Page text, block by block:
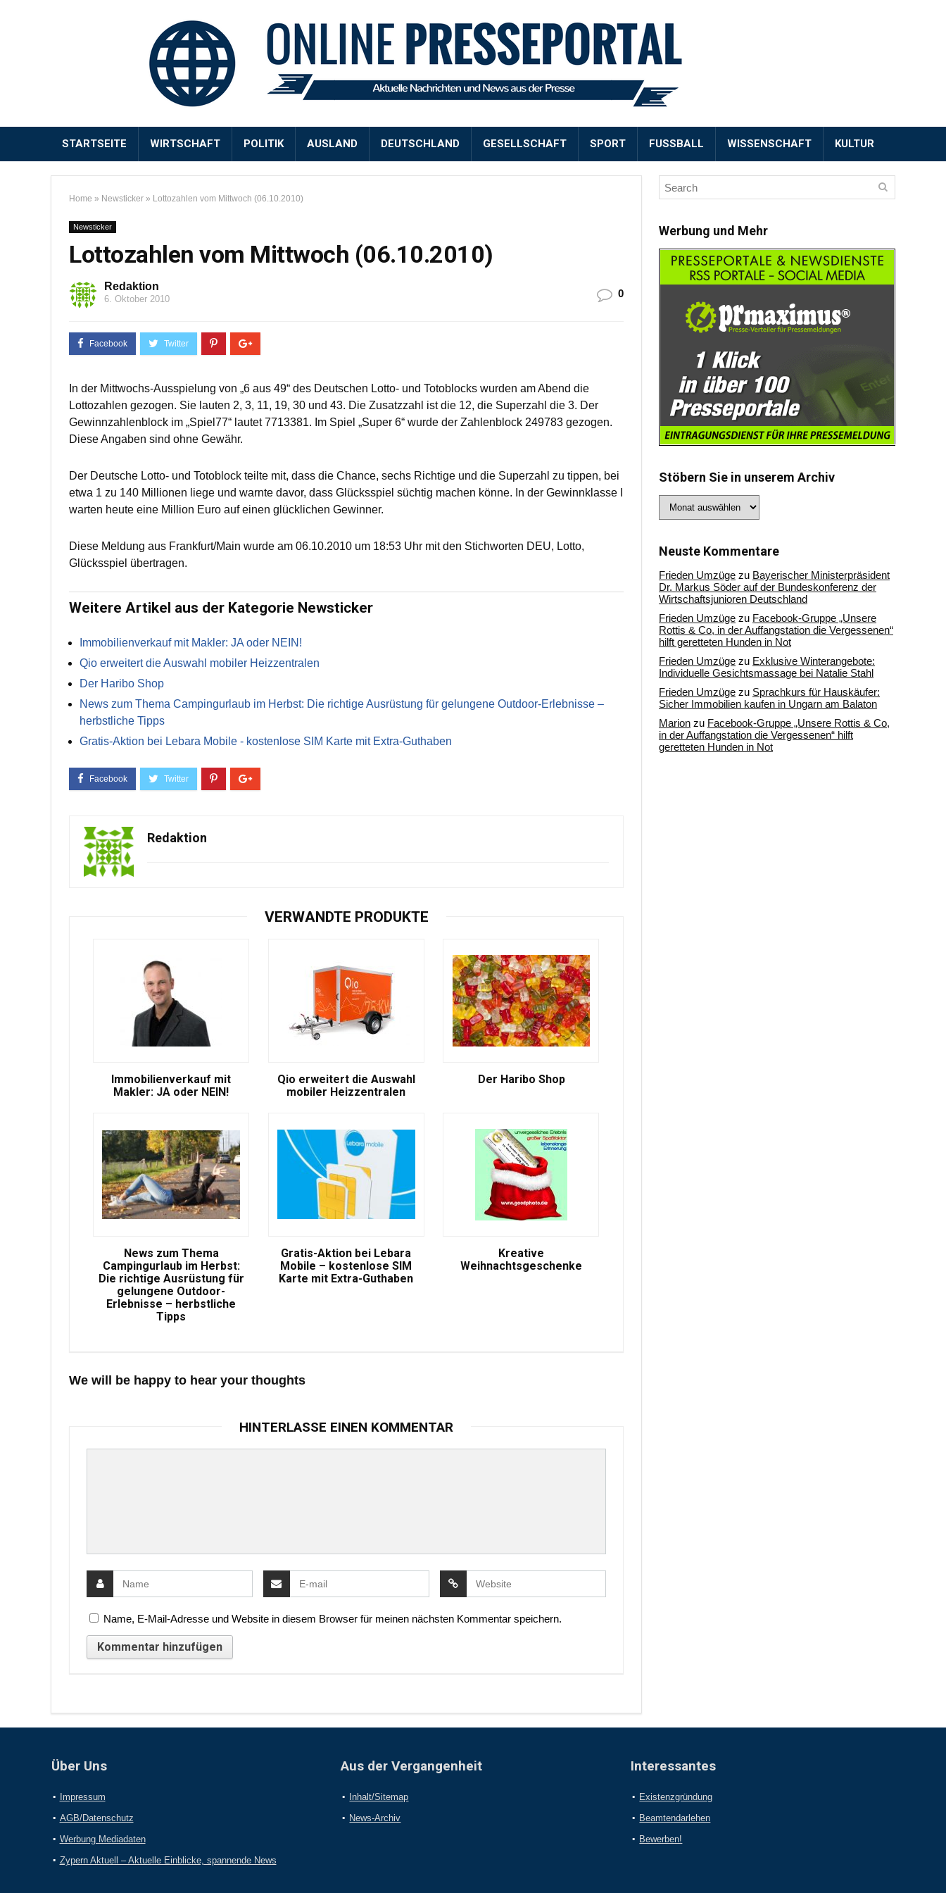
STARTSEITE WIRTSCHAFT POLITIK AUSLAND DEUTSCHLAND GESELLSCHAFT SPORT FUSSBALL WISSENSCHAFT KULTUR
Home » Newsticker » Lottozahlen vom Mittwoch (06.10.2010)
Newsticker
Lottozahlen vom Mittwoch (06.10.2010)
Redaktion
6. Oktober 2010 0
In der Mittwochs-Ausspielung von „6 aus 49“ des Deutschen Lotto- und Totoblocks wurden am Abend die
Lottozahlen gezogen. Sie lauten 2, 3, 11, 19, 30 und 43. Die Zusatzzahl ist die 12, die Superzahl die 3. Der
Gewinnzahlenblock im „Spiel77“ lautet 7713381. Im Spiel „Super 6“ wurde der Zahlenblock 249783 gezogen.
Diese Angaben sind ohne Gewähr.
Der Deutsche Lotto- und Totoblock teilte mit, dass die Chance, sechs Richtige und die Superzahl zu tippen, bei
etwa 1 zu 140 Millionen liege und warnte davor, dass Glücksspiel süchtig machen könne. In der Gewinnklasse I
warten heute eine Million Euro auf einen glücklichen Gewinner.
Diese Meldung aus Frankfurt/Main wurde am 06.10.2010 um 18:53 Uhr mit den Stichworten DEU, Lotto,
Glücksspiel übertragen.
Weitere Artikel aus der Kategorie Newsticker
Immobilienverkauf mit Makler: JA oder NEIN!
Qio erweitert die Auswahl mobiler Heizzentralen
Der Haribo Shop
News zum Thema Campingurlaub im Herbst: Die richtige Ausrüstung für gelungene Outdoor-Erlebnisse –
herbstliche Tipps
Gratis-Aktion bei Lebara Mobile - kostenlose SIM Karte mit Extra-Guthaben
Redaktion
VERWANDTE PRODUKTE
Immobilienverkauf mit
Makler: JA oder NEIN!
Qio erweitert die Auswahl
mobiler Heizzentralen
Der Haribo Shop
News zum Thema
Campingurlaub im Herbst:
Die richtige Ausrüstung für
gelungene Outdoor-
Erlebnisse – herbstliche
Tipps
Gratis-Aktion bei Lebara
Mobile – kostenlose SIM
Karte mit Extra-Guthaben
Kreative
Weihnachtsgeschenke
We will be happy to hear your thoughts
HINTERLASSE EINEN KOMMENTAR
Name, E-Mail-Adresse und Website in diesem Browser für meinen nächsten Kommentar speichern.
Werbung und Mehr
Stöbern Sie in unserem Archiv
Sie
Archiv
Neuste Kommentare
Frieden Umzüge zu Bayerischer Ministerpräsident
Dr. Markus Söder auf der Bundeskonferenz der
Wirtschaftsjunioren Deutschland
Frieden Umzüge zu Facebook-Gruppe „Unsere
Rottis & Co, in der Auffangstation die Vergessenen“
hilft geretteten Hunden in Not
Frieden Umzüge zu Exklusive Winterangebote:
Individuelle Gesichtsmassage bei Natalie Stahl
Frieden Umzüge zu Sprachkurs für Hauskäufer:
Sicher Immobilien kaufen in Ungarn am Balaton
Marion zu Facebook-Gruppe „Unsere Rottis & Co,
in der Auffangstation die Vergessenen“ hilft
geretteten Hunden in Not
Über Uns
Impressum
AGB/Datenschutz
Werbung Mediadaten
Zypern Aktuell – Aktuelle Einblicke, spannende News
Aus der Vergangenheit
Inhalt/Sitemap
News-Archiv
Interessantes
Existenzgründung
Beamtendarlehen
Bewerben!